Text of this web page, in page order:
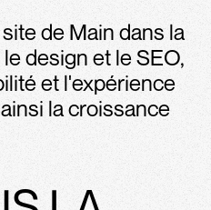
de Main dans la
design et le SEO,
et l'expérience
la croissance